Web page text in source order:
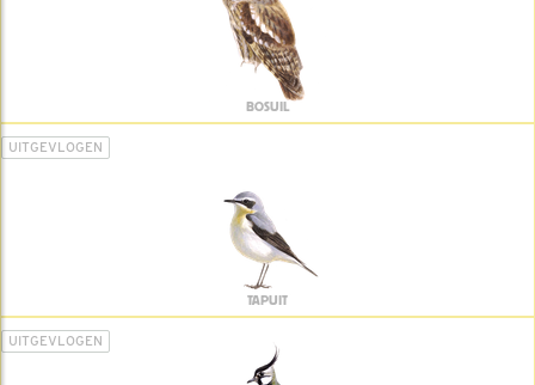
BOSUIL
UITGEVLOGEN
TAPUIT
UITGEVLOGEN